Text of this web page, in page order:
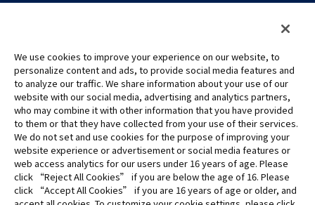
©Eiichiro Oda/Shueisha
©Eiichiro Oda/Shueisha, Toei Animation
未經許可，禁止使用、複製或複印此網站上的任何圖片、文本或數據。
產品正在開發中，此網站上的圖片可能與實際產品不同。
We use cookies to improve your experience on our website, to
personalize content and ads, to provide social media features and
to analyze our traffic. We share information about your use of our
website with our social media, advertising and analytics partners,
who may combine it with other information that you have provided
to them or that they have collected from your use of their services.
We do not set and use cookies for the purpose of improving your
website experience or advertisement or social media features or
web access analytics for our users under 16 years of age. Please
click “Reject All Cookies” if you are below the age of 16. Please
click “Accept All Cookies” if you are 16 years of age or older, and